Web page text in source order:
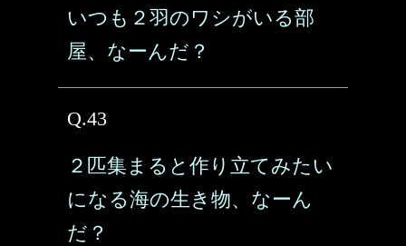
いつも２羽のワシがいる部
屋、なーんだ？
Q.43
２匹集まると作り立てみたい
になる海の生き物、なーん
だ？